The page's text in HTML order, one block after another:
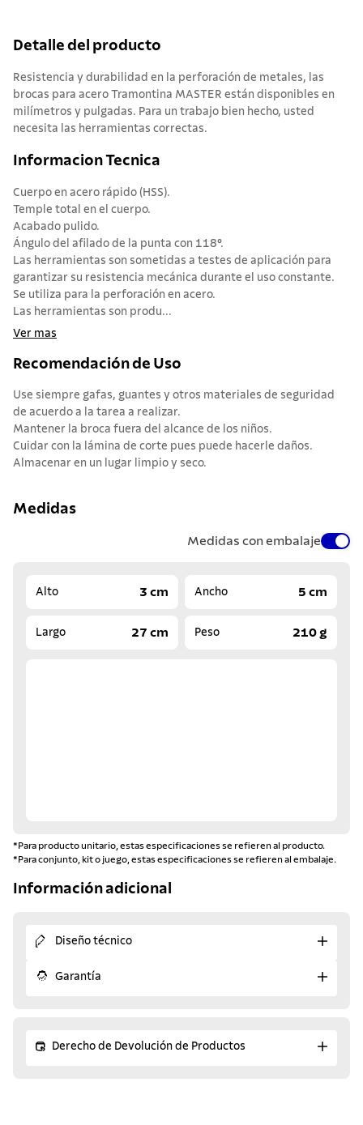
Detalle del producto
Resistencia y durabilidad en la perforación de metales, las
brocas para acero Tramontina MASTER están disponibles en
milímetros y pulgadas. Para un trabajo bien hecho, usted
necesita las herramientas correctas.
Informacion Tecnica
Cuerpo en acero rápido (HSS).
Temple total en el cuerpo.
Acabado pulido.
Ángulo del afilado de la punta con 118°.
Las herramientas son sometidas a testes de aplicación para
garantizar su resistencia mecánica durante el uso constante.
Se utiliza para la perforación en acero.
Las herramientas son produ...
Ver mas
Recomendación de Uso
Use siempre gafas, guantes y otros materiales de seguridad
de acuerdo a la tarea a realizar.
Mantener la broca fuera del alcance de los niños.
Cuidar con la lámina de corte pues puede hacerle daños.
Almacenar en un lugar limpio y seco.
Medidas
Medidas con embalaje
Alto 3 cm Ancho 5 cm
Largo 27 cm Peso 210 g
*Para producto unitario, estas especificaciones se refieren al producto.
*Para conjunto, kit o juego, estas especificaciones se refieren al embalaje.
Información adicional
Diseño técnico
Garantía
Derecho de Devolución de Productos